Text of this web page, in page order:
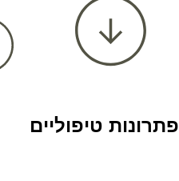
פתרונות טיפוליים